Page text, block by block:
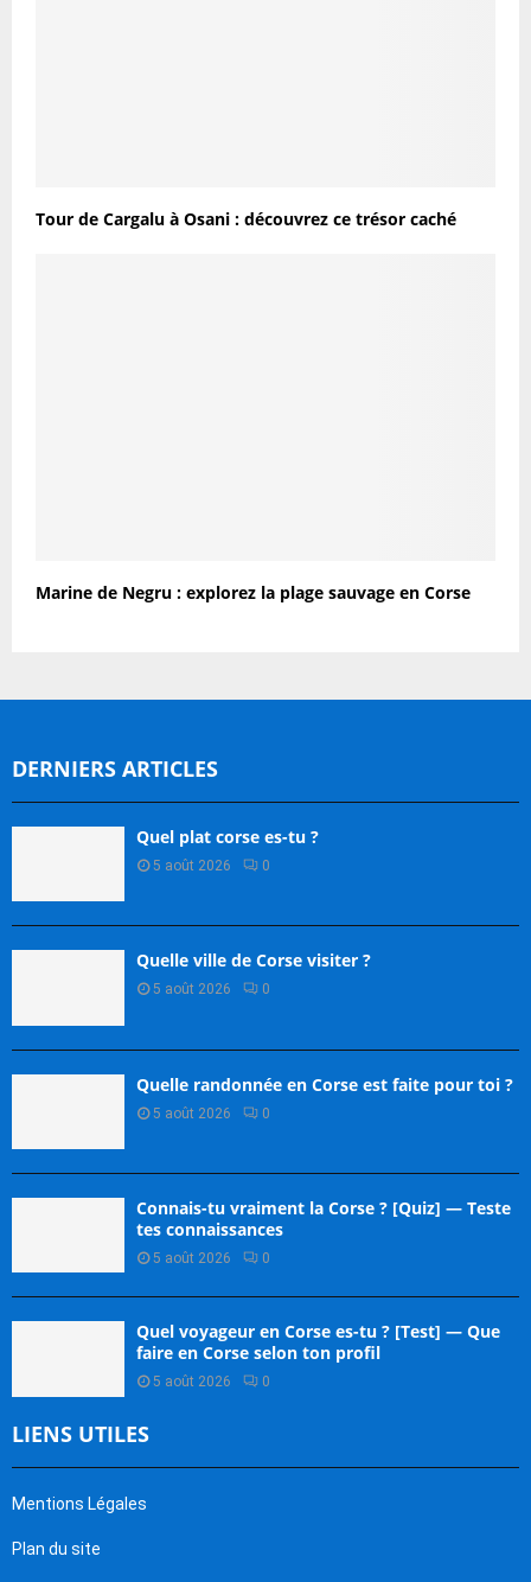
Tour de Cargalu à Osani : découvrez ce trésor caché
Marine de Negru : explorez la plage sauvage en Corse
DERNIERS ARTICLES
Quel plat corse es-tu ?
5 août 2026 0
Quelle ville de Corse visiter ?
5 août 2026 0
Quelle randonnée en Corse est faite pour toi ?
5 août 2026 0
Connais-tu vraiment la Corse ? [Quiz] — Teste
tes connaissances
5 août 2026 0
Quel voyageur en Corse es-tu ? [Test] — Que
faire en Corse selon ton profil
5 août 2026 0
LIENS UTILES
Mentions Légales
Plan du site